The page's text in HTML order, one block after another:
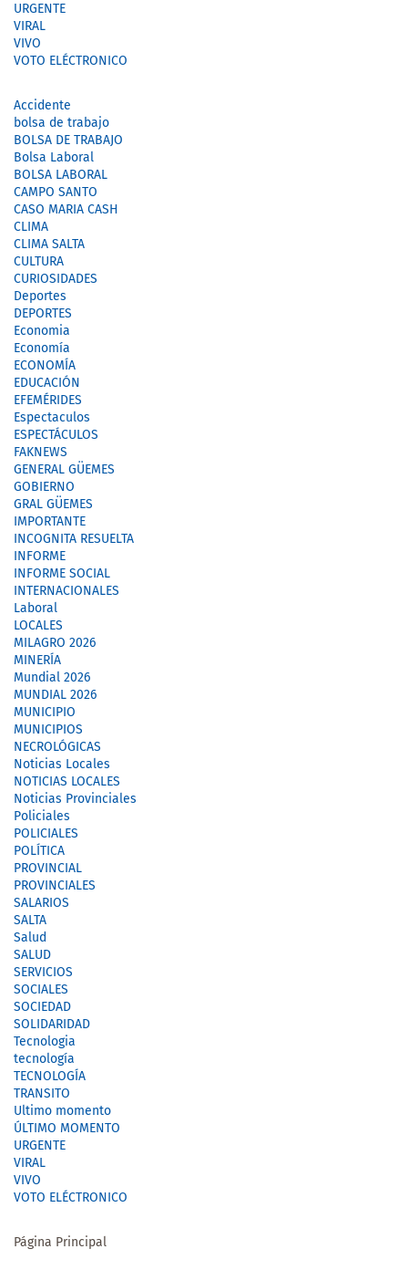
URGENTE
VIRAL
VIVO
VOTO ELÉCTRONICO
Accidente
bolsa de trabajo
BOLSA DE TRABAJO
Bolsa Laboral
BOLSA LABORAL
CAMPO SANTO
CASO MARIA CASH
CLIMA
CLIMA SALTA
CULTURA
CURIOSIDADES
Deportes
DEPORTES
Economia
Economía
ECONOMÍA
EDUCACIÓN
EFEMÉRIDES
Espectaculos
ESPECTÁCULOS
FAKNEWS
GENERAL GÜEMES
GOBIERNO
GRAL GÜEMES
IMPORTANTE
INCOGNITA RESUELTA
INFORME
INFORME SOCIAL
INTERNACIONALES
Laboral
LOCALES
MILAGRO 2026
MINERÍA
Mundial 2026
MUNDIAL 2026
MUNICIPIO
MUNICIPIOS
NECROLÓGICAS
Noticias Locales
NOTICIAS LOCALES
Noticias Provinciales
Policiales
POLICIALES
POLÍTICA
PROVINCIAL
PROVINCIALES
SALARIOS
SALTA
Salud
SALUD
SERVICIOS
SOCIALES
SOCIEDAD
SOLIDARIDAD
Tecnologia
tecnología
TECNOLOGÍA
TRANSITO
Ultimo momento
ÚLTIMO MOMENTO
URGENTE
VIRAL
VIVO
VOTO ELÉCTRONICO
Página Principal